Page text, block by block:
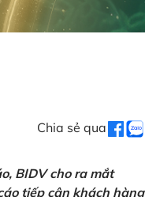
Chia sẻ qua
BIDV cho ra mắt
tiếp cận khách hàng